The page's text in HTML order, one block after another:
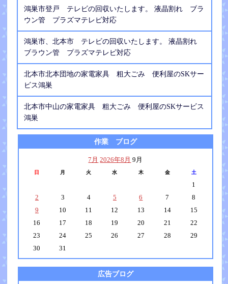
鴻巣市登戸 テレビの回収いたします。 液晶割れ ブラ
ウン管 プラズマテレビ対応
鴻巣市、北本市 テレビの回収いたします。 液晶割れ
ブラウン管 プラズマテレビ対応
北本市北本団地の家電家具 粗大ごみ 便利屋のSKサー
ビス鴻巣
北本市中山の家電家具 粗大ごみ 便利屋のSKサービス
鴻巣
作業 ブログ
7月 2026年8月 9月
日 月 火 水 木 金 土
1
2
3 4 5 6 7
8
9
10 11 12 13 14
15
16
17 18 19 20 21
22
23
24 25 26 27 28
29
30
31
広告ブログ